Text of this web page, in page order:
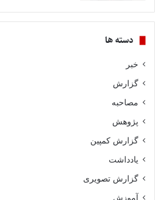
دسته ها
خبر
گزارش
مصاحبه
پژوهش
گزارش کمپین
یادداشت
گزارش تصویری
آموزش